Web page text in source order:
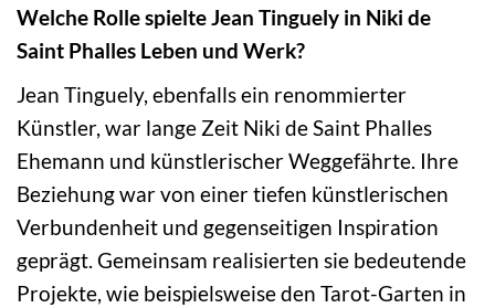
Welche Rolle spielte Jean Tinguely in Niki de
Saint Phalles Leben und Werk?
Jean Tinguely, ebenfalls ein renommierter
Künstler, war lange Zeit Niki de Saint Phalles
Ehemann und künstlerischer Weggefährte. Ihre
Beziehung war von einer tiefen künstlerischen
Verbundenheit und gegenseitigen Inspiration
geprägt. Gemeinsam realisierten sie bedeutende
Projekte, wie beispielsweise den Tarot-Garten in